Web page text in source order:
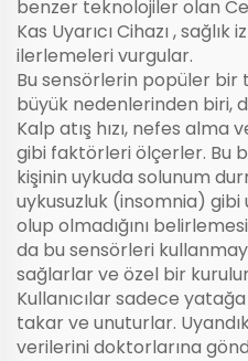
benzer teknolojiler olan
Kas Uyarıcı Cihazı , sağlık
ilerlemeleri vurgular.
Bu sensörlerin popüler bir
büyük nedenlerinden biri,
Kalp atış hızı, nefes alma
gibi faktörleri ölçerler. Bu
kişinin uykuda solunum
uykusuzluk (insomnia) gibi
olup olmadığını
da bu sensörleri
sağlarlar ve özel bir
Kullanıcılar sadece
takar ve unuturlar.
verilerini doktorlarına